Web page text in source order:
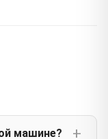
машине?